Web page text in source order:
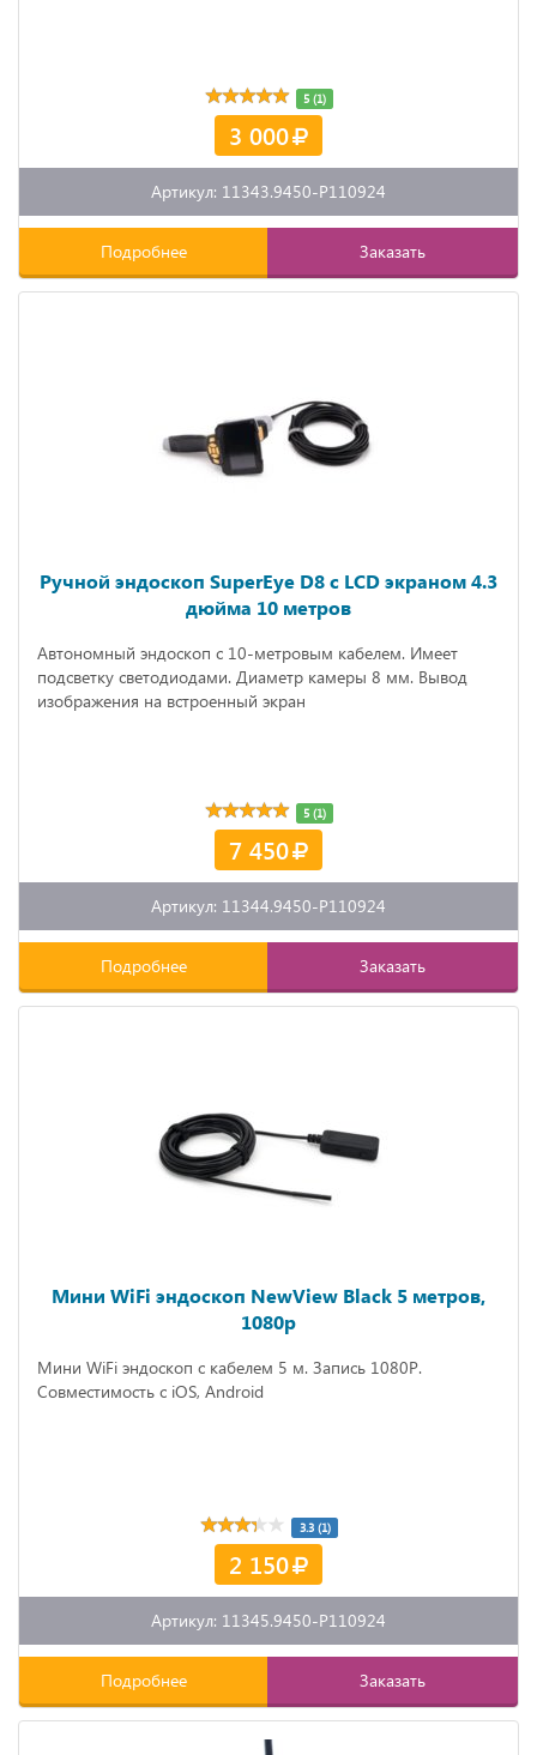
5 (1)
3 000
Артикул: 11343.9450-P110924
Подробнее Заказать
Ручной эндоскоп SuperEye D8 с LCD экраном 4.3
дюйма 10 метров
Автономный эндоскоп с 10-метровым кабелем. Имеет
подсветку светодиодами. Диаметр камеры 8 мм. Вывод
изображения на встроенный экран
5 (1)
7 450
Артикул: 11344.9450-P110924
Подробнее Заказать
Мини WiFi эндоскоп NewView Black 5 метров,
1080p
Мини WiFi эндоскоп с кабелем 5 м. Запись 1080P.
Совместимость с iOS, Android
3.3 (1)
2 150
Артикул: 11345.9450-P110924
Подробнее Заказать